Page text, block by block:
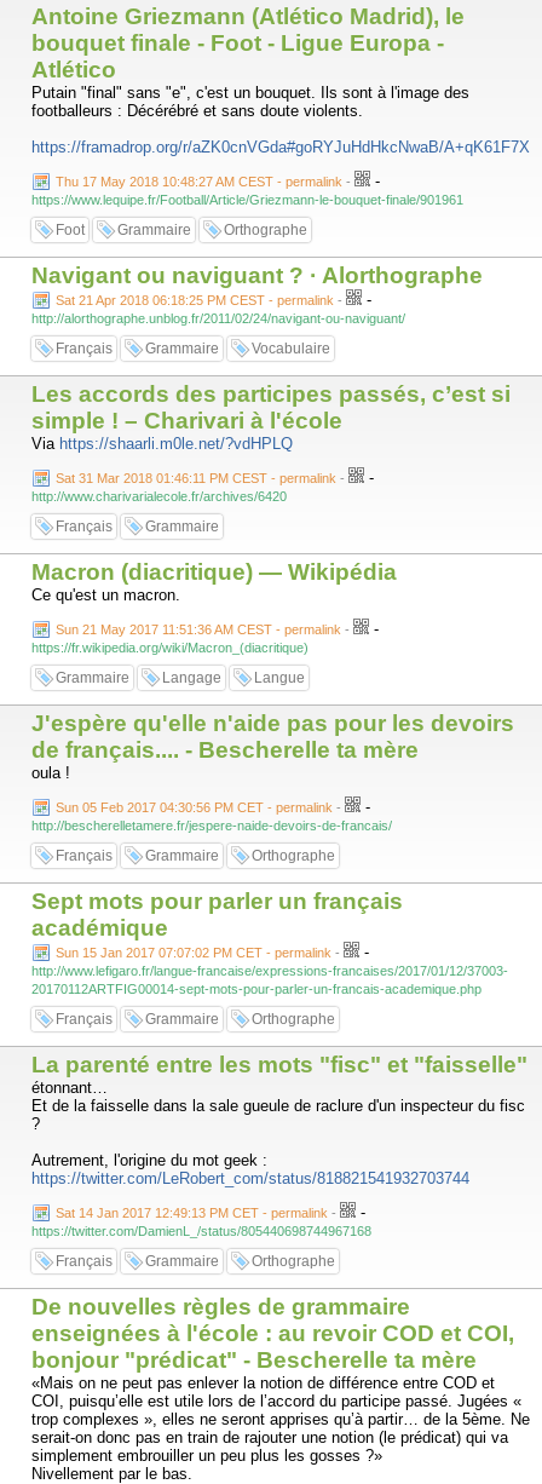
Antoine Griezmann (Atlético Madrid), le
bouquet finale - Foot - Ligue Europa -
Atlético
Putain "final" sans "e", c'est un bouquet. Ils sont à l'image des
footballeurs : Décérébré et sans doute violents.
https://framadrop.org/r/aZK0cnVGda#goRYJuHdHkcNwaB/
Thu 17 May 2018 10:48:27 AM CEST - permalink - -
https://www.lequipe.fr/Football/Article/Griezmann-le-bouquet-finale/901961
Foot Grammaire Orthographe
Navigant ou naviguant ? · Alorthographe
Sat 21 Apr 2018 06:18:25 PM CEST - permalink - -
http://alorthographe.unblog.fr/2011/02/24/navigant-ou-naviguant/
Français Grammaire Vocabulaire
Les accords des participes passés, c’est si
simple ! – Charivari à l'école
Via https://shaarli.m0le.net/?vdHPLQ
Sat 31 Mar 2018 01:46:11 PM CEST - permalink - -
http://www.charivarialecole.fr/archives/6420
Français Grammaire
Macron (diacritique) — Wikipédia
Ce qu'est un macron.
Sun 21 May 2017 11:51:36 AM CEST - permalink - -
https://fr.wikipedia.org/wiki/Macron_(diacritique)
Grammaire Langage Langue
J'espère qu'elle n'aide pas pour les devoirs
de français.... - Bescherelle ta mère
oula !
Sun 05 Feb 2017 04:30:56 PM CET - permalink - -
http://bescherelletamere.fr/jespere-naide-devoirs-de-francais/
Français Grammaire Orthographe
Sept mots pour parler un français
académique
Sun 15 Jan 2017 07:07:02 PM CET - permalink - -
http://www.lefigaro.fr/langue-francaise/expressions-francaises/2017/01/12/37003-
20170112ARTFIG00014-sept-mots-pour-parler-un-francais-academique.php
Français Grammaire Orthographe
La parenté entre les mots "fisc" et "faisselle"
étonnant…
Et de la faisselle dans la sale gueule de raclure d'un inspecteur du fisc
?
Autrement, l'origine du mot geek :
https://twitter.com/LeRobert_com/status/818821541932703744
Sat 14 Jan 2017 12:49:13 PM CET - permalink - -
https://twitter.com/DamienL_/status/805440698744967168
Français Grammaire Orthographe
De nouvelles règles de grammaire
enseignées à l'école : au revoir COD et COI,
bonjour "prédicat" - Bescherelle ta mère
«Mais on ne peut pas enlever la notion de différence entre COD et
COI, puisqu’elle est utile lors de l’accord du participe passé. Jugées «
trop complexes », elles ne seront apprises qu’à partir… de la 5ème. Ne
serait-on donc pas en train de rajouter une notion (le prédicat) qui va
simplement embrouiller un peu plus les gosses ?»
Nivellement par le bas.